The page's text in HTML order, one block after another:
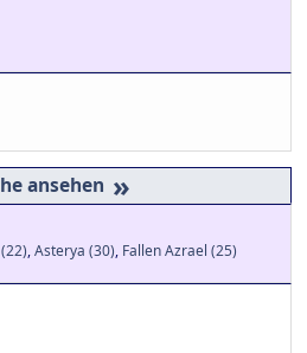
»
(22),Asterya (30), Fallen Azrael (25)